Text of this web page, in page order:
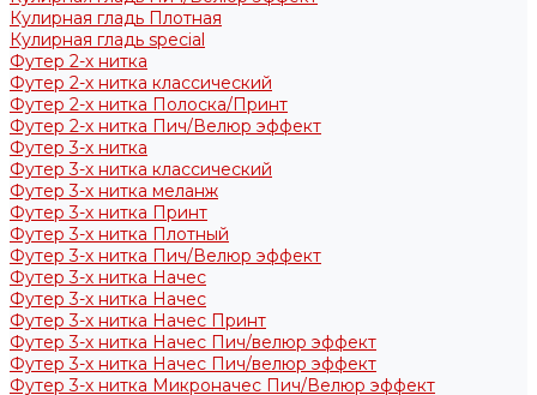
Кулирная гладь Плотная
Кулирная гладь special
Футер 2-х нитка
Футер 2-х нитка классический
Футер 2-х нитка Полоска/Принт
Футер 2-х нитка Пич/Велюр эффект
Футер 3-х нитка
Футер 3-х нитка классический
Футер 3-х нитка меланж
Футер 3-х нитка Принт
Футер 3-х нитка Плотный
Футер 3-х нитка Пич/Велюр эффект
Футер 3-х нитка Начес
Футер 3-х нитка Начес
Футер 3-х нитка Начес Принт
Футер 3-х нитка Начес Пич/велюр эффект
Футер 3-х нитка Начес Пич/велюр эффект
Футер 3-х нитка Микроначес Пич/Велюр эффект